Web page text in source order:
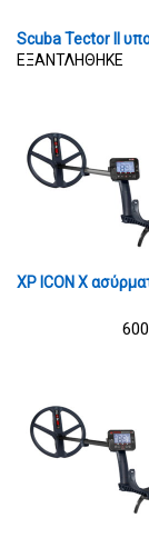
Scuba Tector II
ΕΞΑΝΤΛΗΘΗΚΕ
XP ICON X